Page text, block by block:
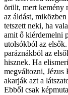
örült, mert kemény
az áldást,
tetszett neki, ha
amit ő kiérdemelni
utolsókból az
paráznákból az
hisznek. Ha
megváltozni, Jézus
akarják azt a
Ebből csak